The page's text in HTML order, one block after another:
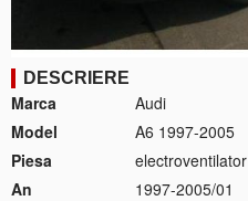
DESCRIERE
Marca
Audi
Model
A6 1997-2005
Piesa
electroventilator
An
1997-2005/01